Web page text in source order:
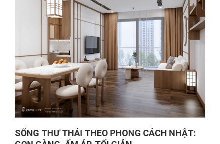
SỐNG THƯ THÁI THEO PHONG CÁCH NHẬT: